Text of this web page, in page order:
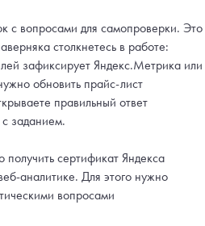
с вопросами для самопроверки. Это
столкнетесь в работе:
зафиксирует Яндекс.Метрика или
обновить прайс-лист
правильный ответ
заданием.
сертификат Яндекса
аналитике. Для этого нужно
вопросами